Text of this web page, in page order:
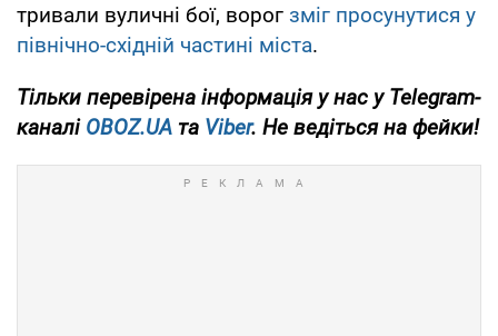
тривали вуличні бої, ворог зміг просунутися у
північно-східній частині міста.
Тільки перевірена інформація у нас у Telegram-
каналі OBOZ.UA та Viber. Не ведіться на фейки!